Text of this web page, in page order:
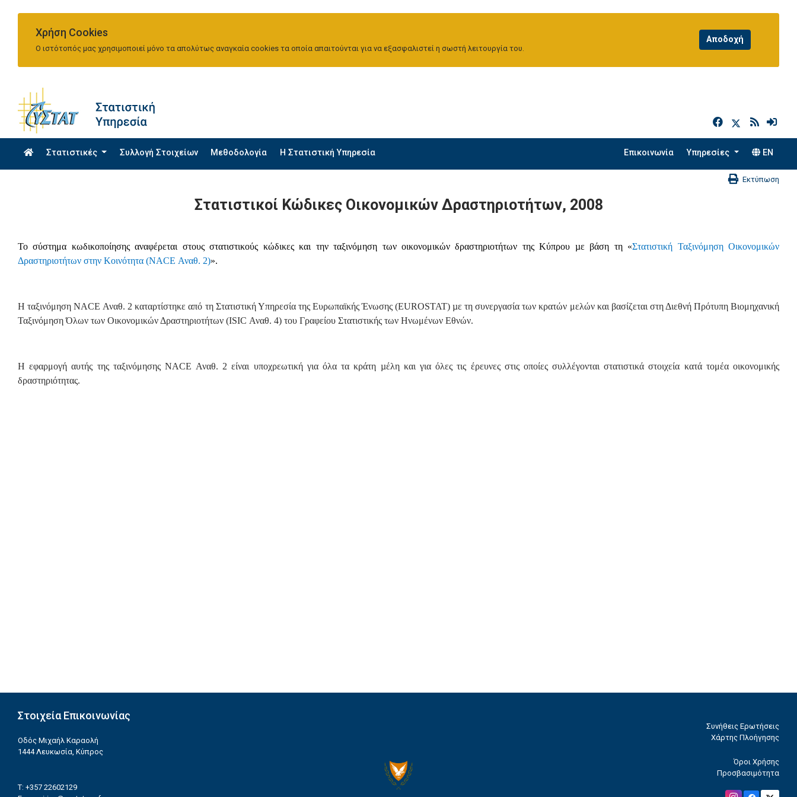
Χρήση Cookies
Ο ιστότοπός μας χρησιμοποιεί μόνο τα απολύτως αναγκαία cookies τα οποία απαιτούνται για να εξασφαλιστεί η σωστή λειτουργία του.
h
Στατιστικές Συλλογή Στοιχείων Μεθοδολογία H Στατιστική Υπηρεσία Επικοινωνία Υπηρεσίες EN
Εκτύπωση
Στατιστικοί Κώδικες Οικονομικών Δραστηριοτήτων, 2008
Το σύστημα κωδικοποίησης αναφέρεται στους στατιστικούς κώδικες και την ταξινόμηση των οικονομικών δραστηριοτήτων της Κύπρου µε βάση τη «Στατιστική Ταξινόμηση Οικονομικών
Δραστηριοτήτων στην Κοινότητα (NACE Αναθ. 2)».
Η ταξινόμηση NACE Αναθ. 2 καταρτίστηκε από τη Στατιστική Υπηρεσία της Ευρωπαϊκής Ένωσης (EUROSTAT) µε τη συνεργασία των κρατών μελών και βασίζεται στη Διεθνή Πρότυπη Βιομηχανική
Ταξινόμηση Όλων των Οικονομικών Δραστηριοτήτων (ISIC Αναθ. 4) του Γραφείου Στατιστικής των Ηνωμένων Εθνών.
Η εφαρμογή αυτής της ταξινόμησης NACE Αναθ. 2 είναι υποχρεωτική για όλα τα κράτη µέλη και για όλες τις έρευνες στις οποίες συλλέγονται στατιστικά στοιχεία κατά τομέα οικονομικής
δραστηριότητας.
Στοιχεία Επικοινωνίας
Οδός Μιχαήλ Καραολή
1444 Λευκωσία, Κύπρος
T: +357 22602129
Συνήθεις Ερωτήσεις
Χάρτης Πλοήγησης
Όροι Χρήσης
Προσβασιμότητα